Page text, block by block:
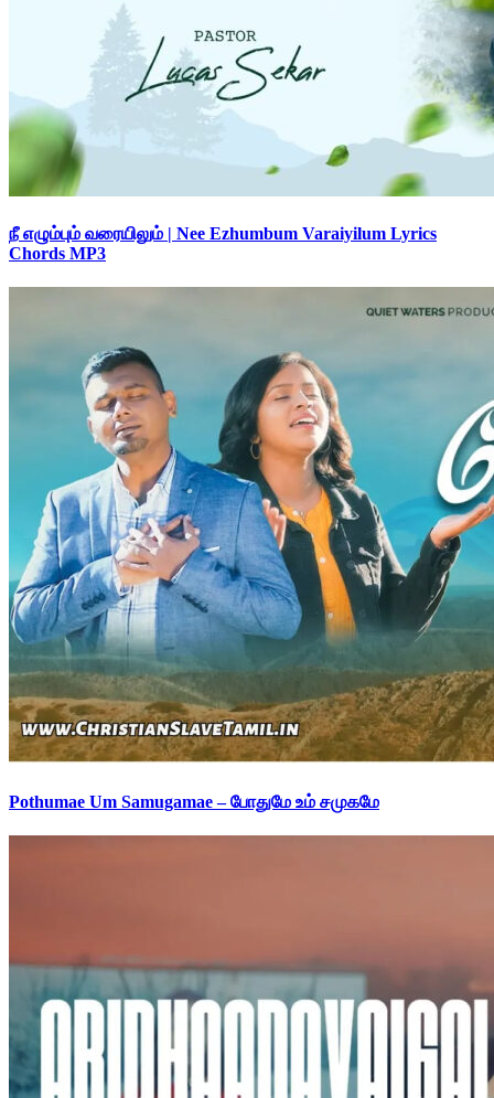
நீ எழும்பும் வரையிலும் | Nee Ezhumbum Varaiyilum Lyrics
Chords MP3
Pothumae Um Samugamae – போதுமே உம் சமுகமே